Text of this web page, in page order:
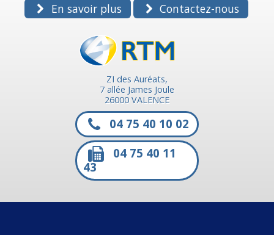
En savoir plus Contactez-nous
ZI des Auréats,
7 allée James Joule
26000 VALENCE
04 75 40 10 02
04 75 40 11
43